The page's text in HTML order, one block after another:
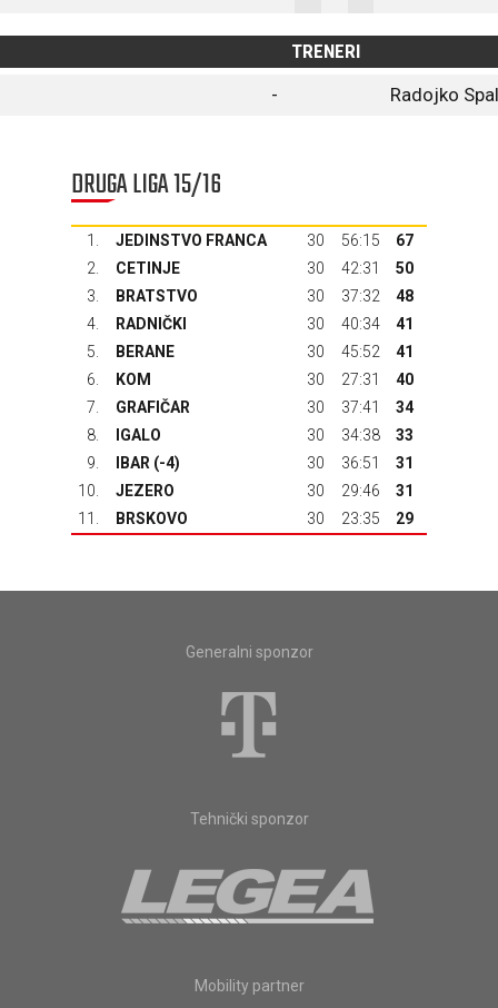
TRENERI
-
Radojko
DRUGA LIGA 15/16
1. JEDINSTVO FRANCA 30 56:15
67
2.
CETINJE 30 42:31
50
3.
BRATSTVO 30 37:32
48
4.
RADNIČKI 30 40:34
41
5.
BERANE 30 45:52
41
6.
KOM 30 27:31
40
7.
GRAFIČAR 30 37:41
34
8.
IGALO 30 34:38
33
9.
IBAR (-4) 30 36:51
31
10.
JEZERO 30 29:46
31
11.
BRSKOVO 30 23:35 29
Generalni sponzor
Tehnički sponzor
Mobility partner